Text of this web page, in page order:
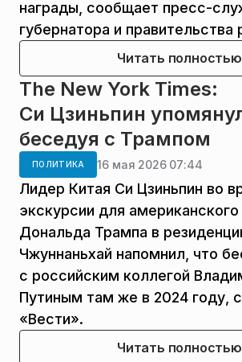
награды, сообщает пресс-
губернатора и правительства
Читать полностью
The New York Times:
Си Цзиньпин
беседуя с Трампом
ПОЛИТИКА 16 мая 2026 07:44
Лидер Китая Си Цзиньпин во
экскурсии для
Дональда Трампа в
Чжуннаньхай напомнил, что
с российским коллегой
Путиным там же в 2024 году,
«Вести».
Читать полностью